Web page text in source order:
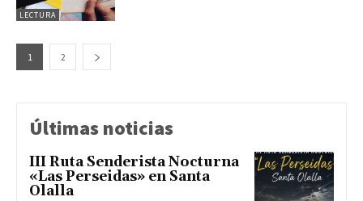
LECTURA
1 2
Últimas noticias
III Ruta Senderista Nocturna
«Las Perseidas» en Santa
Olalla